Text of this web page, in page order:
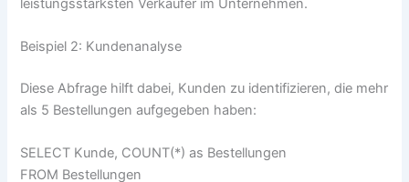
leistungsstärksten Verkäufer im Unternehmen.
Beispiel 2: Kundenanalyse
Diese Abfrage hilft dabei, Kunden zu identifizieren, die mehr
als 5 Bestellungen aufgegeben haben:
SELECT Kunde, COUNT(*) as Bestellungen
FROM Bestellungen